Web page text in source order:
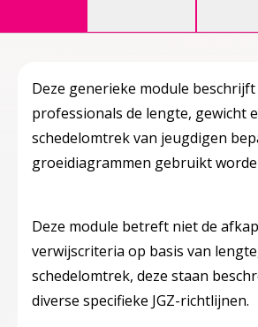
Deze generieke module beschrijft
professionals de lengte, gewicht
schedelomtrek van jeugdigen
groeidiagrammen gebruikt
Deze module betreft niet de
verwijscriteria op basis van
schedelomtrek, deze staan
diverse specifieke JGZ-richtlijnen.